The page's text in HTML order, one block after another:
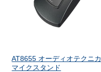
AT8655 オーディオテクニカ
マイクスタンド